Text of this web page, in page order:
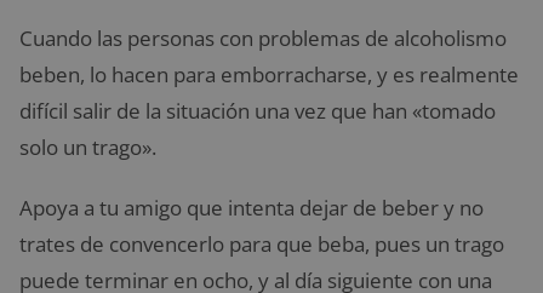
Cuando las personas con problemas de alcoholismo
beben, lo hacen para emborracharse, y es realmente
difícil salir de la situación una vez que han «tomado
solo un trago».
Apoya a tu amigo que intenta dejar de beber y no
trates de convencerlo para que beba, pues un trago
puede terminar en ocho, y al día siguiente con una